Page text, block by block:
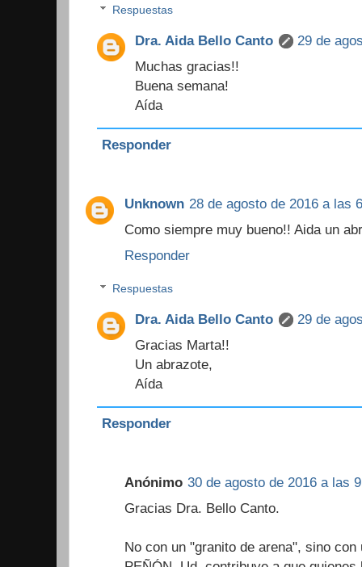
Respuestas
Dra. Aida Bello Canto
29 de
Muchas gracias!!
Buena semana!
Aída
Responder
Unknown 28 de agosto de 2016 a las
Como siempre muy bueno!! Aida un
Responder
Respuestas
Dra. Aida Bello Canto
29 de
Gracias Marta!!
Un abrazote,
Aída
Responder
Anónimo 30 de agosto de 2016 a las
Gracias Dra. Bello Canto.
No con un "granito de arena", sino con